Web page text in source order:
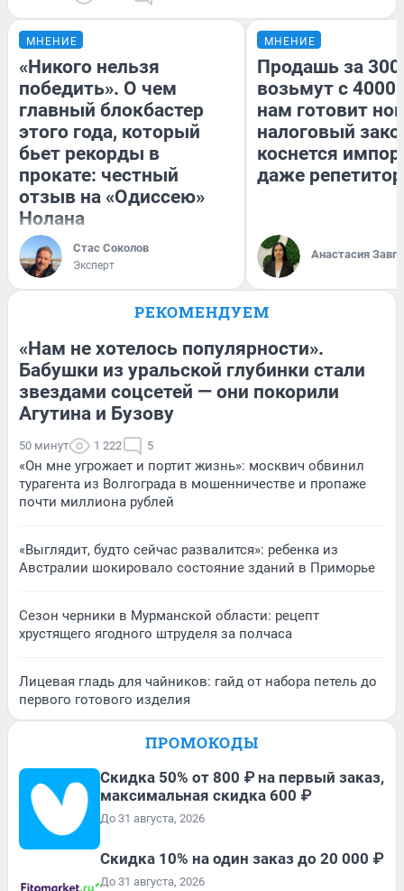
МНЕНИЕ
«Никого нельзя
победить». О чем
главный блокбастер
этого года, который
бьет рекорды в
прокате: честный
отзыв на «Одиссею»
Нолана
Стас Соколов
Эксперт
МНЕНИЕ
Продашь за
возьмут с
нам готовит
налоговый
коснется
даже
Анастасия
РЕКОМЕНДУЕМ
«Нам не хотелось популярности».
Бабушки из уральской глубинки стали
звездами соцсетей — они покорили
Агутина и Бузову
50 минут 1 222 5
«Он мне угрожает и портит жизнь»: москвич обвинил
турагента из Волгограда в мошенничестве и пропаже
почти миллиона рублей
«Выглядит, будто сейчас развалится»: ребенка из
Австралии шокировало состояние зданий в Приморье
Сезон черники в Мурманской области: рецепт
хрустящего ягодного штруделя за полчаса
Лицевая гладь для чайников: гайд от набора петель до
первого готового изделия
ПРОМОКОДЫ
Скидка 50% от 800 ₽ на первый заказ,
максимальная скидка 600 ₽
До 31 августа, 2026
Скидка 10% на один заказ до 20 000 ₽
До 31 августа, 2026